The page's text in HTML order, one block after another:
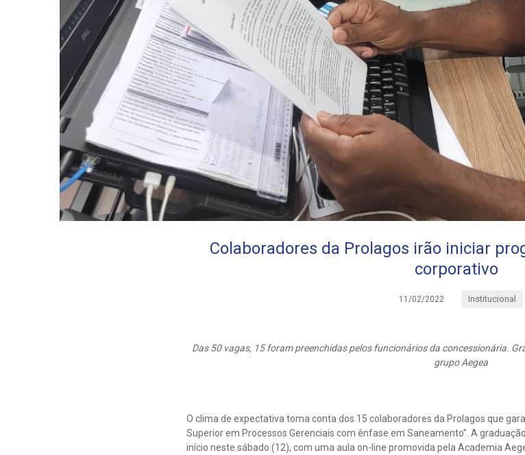
Colaboradores da Prolagos irão iniciar
corporativo
11/02/2022 Institucional
Das 50 vagas, 15 foram preenchidas pelos funcionários da concessionária.
grupo Aegea
O clima de expectativa toma conta dos 15 colaboradores da Prolagos que
Superior em Processos Gerenciais com ênfase em Saneamento”. A
início neste sábado (12), com uma aula on-line promovida pela Academia